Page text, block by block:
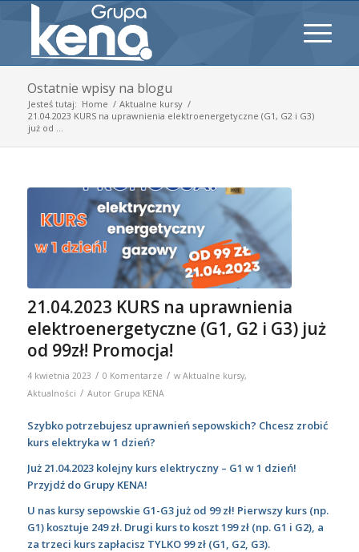
Ostatnie wpisy na blogu
Jesteś tutaj: Home / Aktualne kursy /
21.04.2023 KURS na uprawnienia elektroenergetyczne (G1, G2 i G3)
już od ...
21.04.2023 KURS na uprawnienia
elektroenergetyczne (G1, G2 i G3) już
od 99zł! Promocja!
4 kwietnia 2023 / 0 Komentarze / w Aktualne kursy,
Aktualności / Autor Grupa KENA
Szybko potrzebujesz uprawnień sepowskich? Chcesz zrobić
kurs elektryka w 1 dzień?
Już 21.04.2023 kolejny kurs elektryczny – G1 w 1 dzień!
Przyjdź do Grupy KENA!
U nas kursy sepowskie G1-G3 już od 99 zł! Pierwszy kurs (np.
G1) kosztuje 249 zł. Drugi kurs to koszt 199 zł (np. G1 i G2), a
za trzeci kurs zapłacisz TYLKO 99 zł (G1, G2, G3).